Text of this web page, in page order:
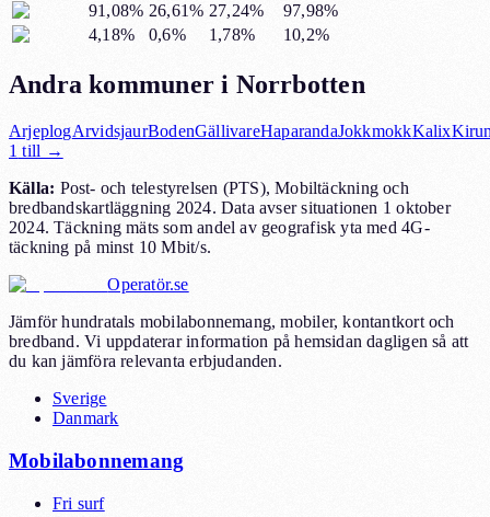
91,08% 26,61% 27,24%
97,98%
4,18%
0,6% 1,78% 10,2%
Andra kommuner i Norrbotten
ArjeplogArvidsjaurBodenGällivareHaparandaJokkmokkKalix
1 till →
Källa: Post- och telestyrelsen (PTS), Mobiltäckning och
bredbandskartläggning 2024. Data avser situationen 1 oktober
2024. Täckning mäts som andel av geografisk yta med 4G-
täckning på minst 10 Mbit/s.
Operatör.se
Jämför hundratals mobilabonnemang, mobiler, kontantkort och
bredband. Vi uppdaterar information på hemsidan dagligen så att
du kan jämföra relevanta erbjudanden.
Sverige
Danmark
Mobilabonnemang
Fri surf